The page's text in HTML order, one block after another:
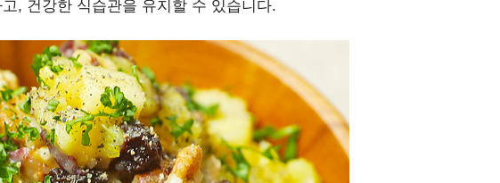
, 건강한 식습관을 유지할 수 있습니다.